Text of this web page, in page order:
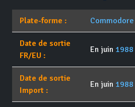
Plate-forme :
Date de sortie
FR/EU :
En juin 1988
Date de sortie
Import :
En juin 1988